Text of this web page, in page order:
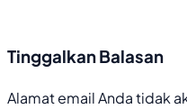
Tinggalkan Balasan
Alamat email Anda tidak